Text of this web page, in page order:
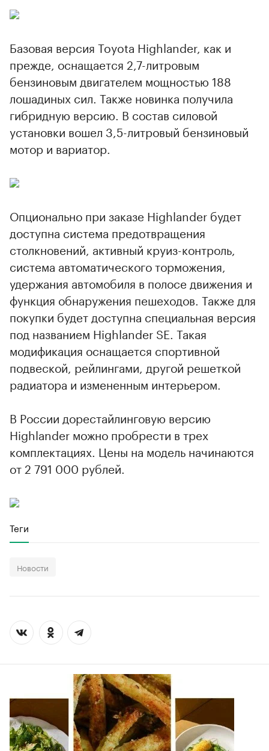
Базовая версия Toyota Highlander, как и
прежде, оснащается 2,7-литровым
бензиновым двигателем мощностью 188
лошадиных сил. Также новинка получила
гибридную версию. В состав силовой
установки вошел 3,5-литровый бензиновый
мотор и вариатор.
Опционально при заказе Highlander будет
доступна система предотвращения
столкновений, активный круиз-контроль,
система автоматического торможения,
удержания автомобиля в полосе движения и
функция обнаружения пешеходов. Также для
покупки будет доступна специальная версия
под названием Highlander SE. Такая
модификация оснащается спортивной
подвеской, рейлингами, другой решеткой
радиатора и измененным интерьером.
В России дорестайлинговую версию
Highlander можно пробрести в трех
комплектациях. Цены на модель начинаются
от 2 791 000 рублей.
Теги
Новости